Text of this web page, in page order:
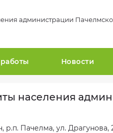
администрации
Новости
населения
р.п. Пачелма, ул. Драгунова,